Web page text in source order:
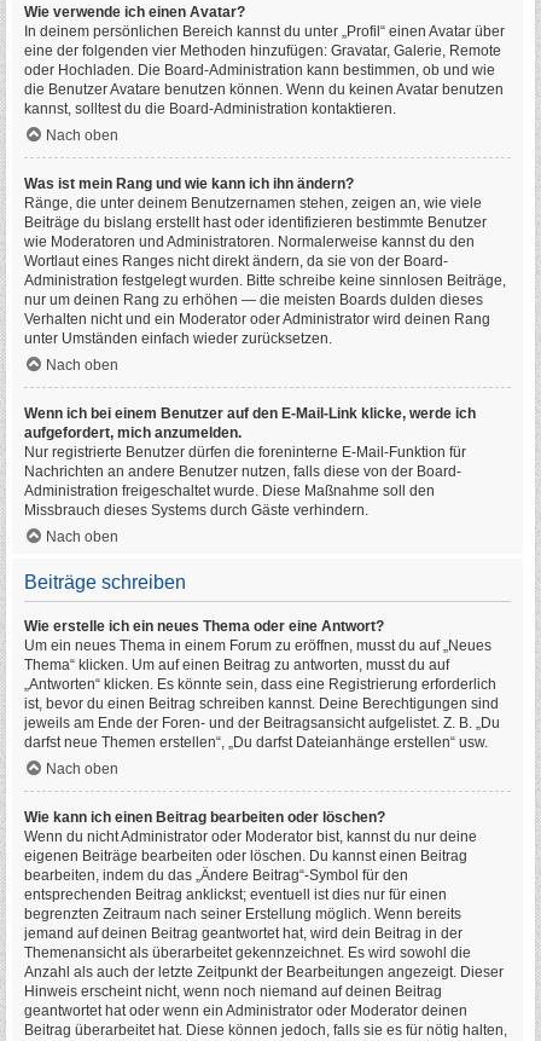
Wie verwende ich einen Avatar?
In deinem persönlichen Bereich kannst du unter „Profil“ einen Avatar über
eine der folgenden vier Methoden hinzufügen: Gravatar, Galerie, Remote
oder Hochladen. Die Board-Administration kann bestimmen, ob und wie
die Benutzer Avatare benutzen können. Wenn du keinen Avatar benutzen
kannst, solltest du die Board-Administration kontaktieren.
Nach oben
Was ist mein Rang und wie kann ich ihn ändern?
Ränge, die unter deinem Benutzernamen stehen, zeigen an, wie viele
Beiträge du bislang erstellt hast oder identifizieren bestimmte Benutzer
wie Moderatoren und Administratoren. Normalerweise kannst du den
Wortlaut eines Ranges nicht direkt ändern, da sie von der Board-
Administration festgelegt wurden. Bitte schreibe keine sinnlosen Beiträge,
nur um deinen Rang zu erhöhen — die meisten Boards dulden dieses
Verhalten nicht und ein Moderator oder Administrator wird deinen Rang
unter Umständen einfach wieder zurücksetzen.
Nach oben
Wenn ich bei einem Benutzer auf den E-Mail-Link klicke, werde ich
aufgefordert, mich anzumelden.
Nur registrierte Benutzer dürfen die foreninterne E-Mail-Funktion für
Nachrichten an andere Benutzer nutzen, falls diese von der Board-
Administration freigeschaltet wurde. Diese Maßnahme soll den
Missbrauch dieses Systems durch Gäste verhindern.
Nach oben
Beiträge schreiben
Wie erstelle ich ein neues Thema oder eine Antwort?
Um ein neues Thema in einem Forum zu eröffnen, musst du auf „Neues
Thema“ klicken. Um auf einen Beitrag zu antworten, musst du auf
„Antworten“ klicken. Es könnte sein, dass eine Registrierung erforderlich
ist, bevor du einen Beitrag schreiben kannst. Deine Berechtigungen sind
jeweils am Ende der Foren- und der Beitragsansicht aufgelistet. Z. B. „Du
darfst neue Themen erstellen“, „Du darfst Dateianhänge erstellen“ usw.
Nach oben
Wie kann ich einen Beitrag bearbeiten oder löschen?
Wenn du nicht Administrator oder Moderator bist, kannst du nur deine
eigenen Beiträge bearbeiten oder löschen. Du kannst einen Beitrag
bearbeiten, indem du das „Ändere Beitrag“-Symbol für den
entsprechenden Beitrag anklickst; eventuell ist dies nur für einen
begrenzten Zeitraum nach seiner Erstellung möglich. Wenn bereits
jemand auf deinen Beitrag geantwortet hat, wird dein Beitrag in der
Themenansicht als überarbeitet gekennzeichnet. Es wird sowohl die
Anzahl als auch der letzte Zeitpunkt der Bearbeitungen angezeigt. Dieser
Hinweis erscheint nicht, wenn noch niemand auf deinen Beitrag
geantwortet hat oder wenn ein Administrator oder Moderator deinen
Beitrag überarbeitet hat. Diese können jedoch, falls sie es für nötig halten,